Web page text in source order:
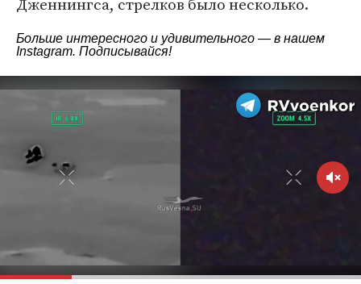
Больше интересного и удивительного — в нашем
Instagram. Подписывайся!